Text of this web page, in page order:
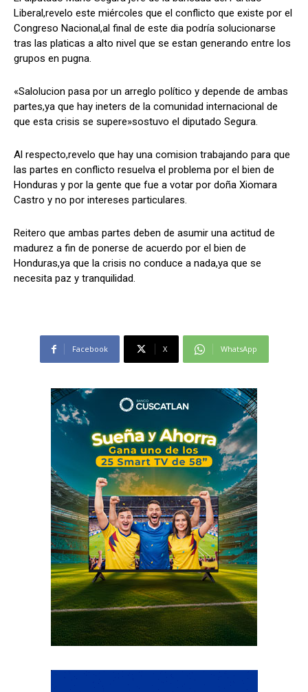
Síganos
Síganos
Liberal,revelo este miércoles que el conflicto que existe por el
Congreso Nacional,al final de este dia podría solucionarse
tras las platicas a alto nivel que se estan generando entre los
grupos en pugna.
«Salolucion pasa por un arreglo político y depende de ambas
partes,ya que hay ineters de la comunidad internacional de
que esta crisis se supere»sostuvo el diputado Segura.
Al respecto,revelo que hay una comision trabajando para que
las partes en conflicto resuelva el problema por el bien de
Honduras y por la gente que fue a votar por doña Xiomara
Castro y no por intereses particulares.
Reitero que ambas partes deben de asumir una actitud de
madurez a fin de ponerse de acuerdo por el bien de
Honduras,ya que la crisis no conduce a nada,ya que se
necesita paz y tranquilidad.
Facebook X WhatsApp